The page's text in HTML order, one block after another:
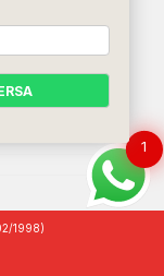
1998)
1